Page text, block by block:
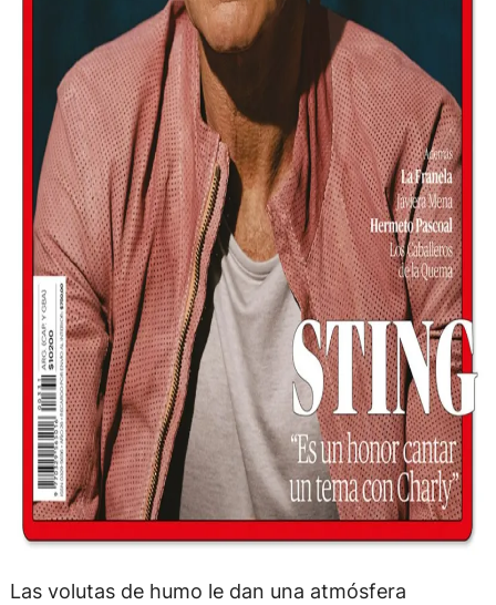
Las volutas de humo le dan una atmósfera